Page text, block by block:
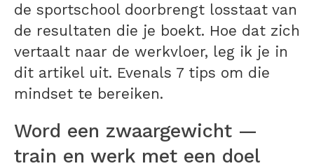
de sportschool doorbrengt losstaat van
de resultaten die je boekt. Hoe dat zich
vertaalt naar de werkvloer, leg ik je in
dit artikel uit. Evenals 7 tips om die
mindset te bereiken.
Word een zwaargewicht —
train en werk met een doel